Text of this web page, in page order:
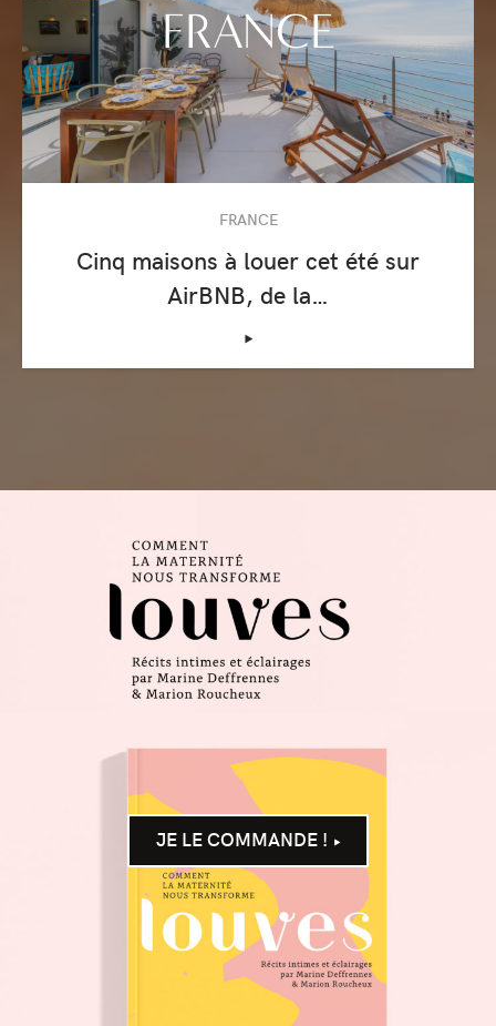
FRANCE
FRANCE
Cinq maisons à louer cet été sur
AirBNB, de la…
‣
JE LE COMMANDE !